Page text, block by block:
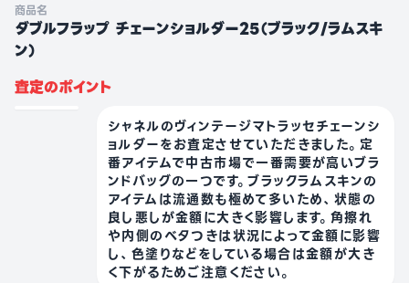
商品名
ダブルフラップ チェーンショルダー25（ブラック/ラムスキ
ン）
査定のポイント
シャネルのヴィンテージマトラッセチェーンシ
ョルダーをお査定させていただきました。定
番アイテムで中古市場で一番需要が高いブラ
ンドバッグの一つです。ブラックラムスキンの
アイテムは流通数も極めて多いため、状態の
良し悪しが金額に大きく影響します。角擦れ
や内側のベタつきは状況によって金額に影響
し、色塗りなどをしている場合は金額が大き
く下がるためご注意ください。